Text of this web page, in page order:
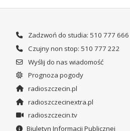
Zadzwoń do studia: 510 777 666
Czujny non stop: 510 777 222
Wyślij do nas wiadomość
Prognoza pogody
radioszczecin.pl
radioszczecinextra.pl
radioszczecin.tv
Biuletyn Informacji Publicznej